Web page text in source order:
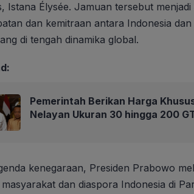
Istana Élysée. Jamuan tersebut
dan kemitraan antara Indonesia
di tengah dinamika global.
Pemerintah Berikan Harga
Nelayan Ukuran 30 hingga 200
kenegaraan, Presiden Prabowo
dan diaspora Indonesia di